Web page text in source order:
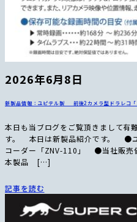
2026年6月8日
新製品情報：ユピテル製 前後2カメラ型ドラレコ
本日も当ブログをご覧頂きまして
す。 本日は新製品紹介です。 ●
コーダー「ZNV-110」 ●当社販売
本製品 […]
記事を読む